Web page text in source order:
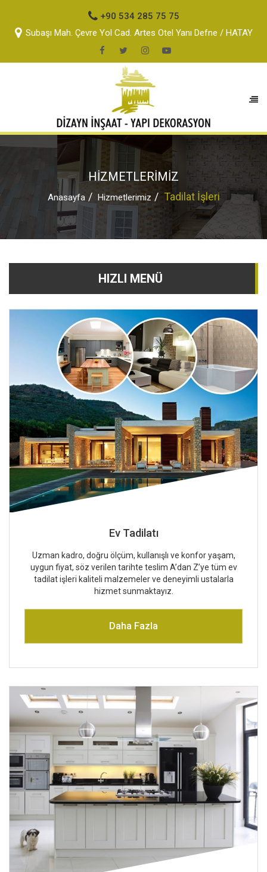
+90 534 285 75 75
Subaşı Mah. Çevre Yol Cad. Artes Otel Yanı Defne / HATAY
HİZMETLERİMİZ
Anasayfa Hizmetlerimiz Tadilat İşleri
HIZLI MENÜ
Ev Tadilatı
Uzman kadro, doğru ölçüm, kullanışlı ve konfor yaşam,
uygun fiyat, söz verilen tarihte teslim A’dan Z’ye tüm ev
tadilat işleri kaliteli malzemeler ve deneyimli ustalarla
hizmet sunmaktayız.
Daha Fazla